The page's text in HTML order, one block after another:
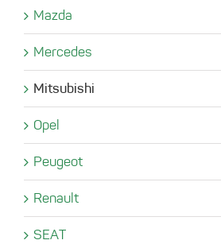
Mazda
Mercedes
Mitsubishi
Opel
Peugeot
Renault
SEAT